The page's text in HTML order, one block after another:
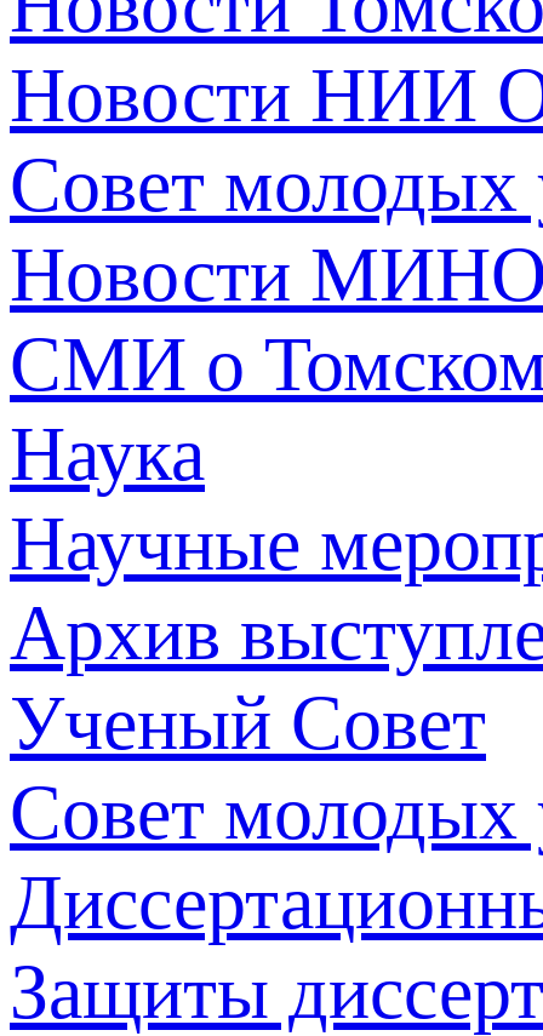
Новости НИИ
Совет молодых
Новости
СМИ о
Наука
Научные
Архив
Ученый Совет
Совет молодых
Защиты